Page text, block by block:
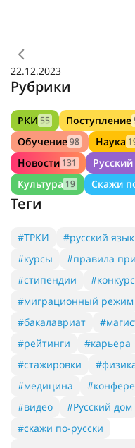
Предыдущее
22.12.2023
Рубрики
РКИ 55 Поступление
Обучение98 Наука
Новости 131
Культура 19 Скажи
Теги
#ТРКИ #русский язык
#курсы
#правила
#стипендии
#миграционный режим
#бакалавриат
#рейтинги
#карьера
#стажировки
#медицина
#видео
#Русский дом
#скажи по-русски